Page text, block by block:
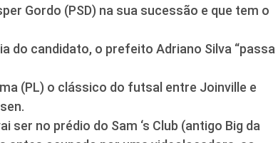
Gordo (PSD) na sua sucessão e que tem o
do candidato, o prefeito Adriano Silva “passa
(PL) o clássico do futsal entre Joinville e
ser no prédio do Sam ‘s Club (antigo Big da